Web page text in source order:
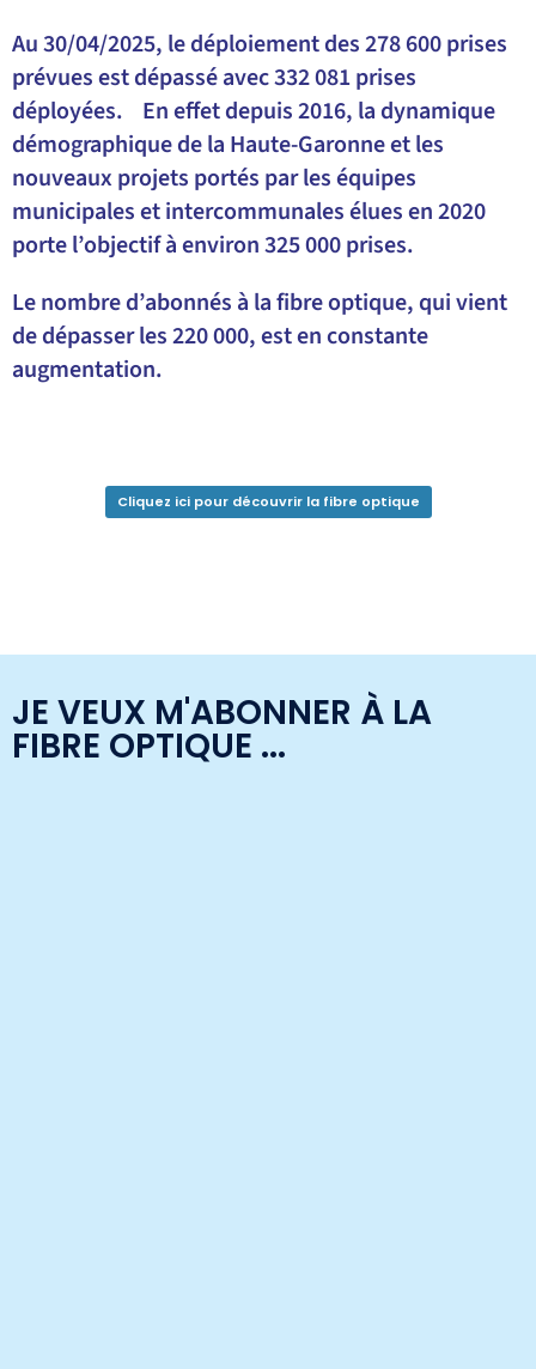
Au 30/04/2025, le déploiement des 278 600 prises
prévues est dépassé avec 332 081 prises
déployées. En effet depuis 2016, la dynamique
démographique de la Haute-Garonne et les
nouveaux projets portés par les équipes
municipales et intercommunales élues en 2020
porte l’objectif à environ 325 000 prises.
Le nombre d’abonnés à la fibre optique, quivient
de dépasser les 220 000, est en constante
augmentation.
Cliquez ici pour découvrir la fibre optique
JE VEUX M'ABONNER À LA
FIBRE OPTIQUE ...